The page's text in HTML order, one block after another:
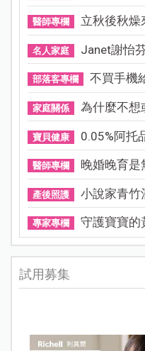
醫師專欄 立秋後秋燥
名人家庭 Janet謝怡
部落客專欄 不買手機
家庭關係 為什麼不想
寶貝健康 0.05%阿托
醫師專欄 晚婚晚育是
產後照護 小說家青竹
專家專欄 守護寶寶的
試用募集